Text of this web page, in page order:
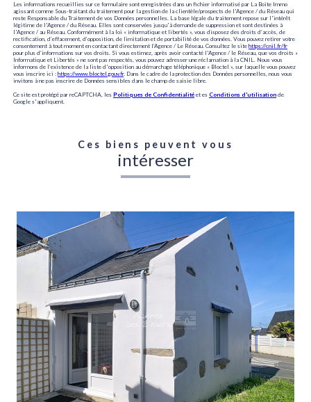
Les informations recueillies sur ce formulaire sont enregistrées dans un fichier informatisé par La Boite Immo
agissant comme Sous-traitant du traitement pour la gestion de la clientèle/prospects de l'Agence / du Réseau qui
reste Responsable du Traitement de vos Données personnelles. La base légale du traitement repose sur l'intérêt
légitime de l'Agence / du Réseau. Elles sont conservées jusqu'à demande de suppression et sont destinées à
l'Agence / au Réseau. Conformément à la loi « informatique et libertés », vous disposez des droits d’accès, de
rectification, d’effacement, d’opposition, de limitation et de portabilité de vos données. Vous pouvez retirer votre
consentement à tout moment en contactant directement l’Agence / Le Réseau. Consultez le site https://cnil.fr/fr
pour plus d’informations sur vos droits. Si vous estimez, après avoir contacté l'Agence / le Réseau, que vos droits «
Informatique et Libertés » ne sont pas respectés, vous pouvez adresser une réclamation à la CNIL. Nous vous
informons de l’existence de la liste d'opposition au démarchage téléphonique « Bloctel », sur laquelle vous pouvez
vous inscrire ici : https://www.bloctel.gouv.fr. Dans le cadre de la protection des Données personnelles, nous vous
invitons à ne pas inscrire de Données sensibles dans le champ de saisie libre.
Ce site est protégé par reCAPTCHA, les Politiques de Confidentialité et es Conditions d'utilisation de
Google s'appliquent.
Ces biens peuvent vous
intéresser
voir le bien